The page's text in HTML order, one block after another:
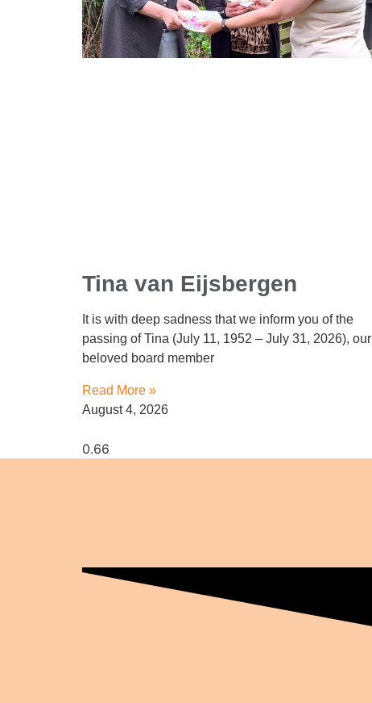
Tina van Eijsbergen
It is with deep sadness that we inform you of the
passing of Tina (July 11, 1952 – July 31, 2026), our
beloved board member
Read More »
August 4, 2026